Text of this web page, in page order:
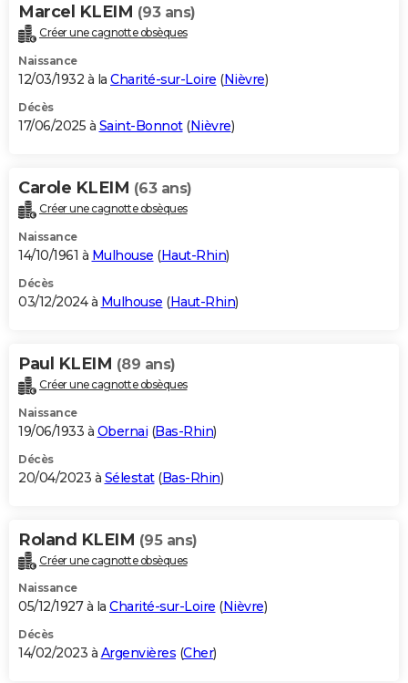
Carte de Noël
Carte Bonne année
Carte Saint-Valentin
Carte Pâques
Carte d'anniversaire
DICTIONNAIRE
Dictionnaire
Biographies
Citations
Expressions
Proverbes
PROGRAMME TV
S'inscrire
Se connecter
Lycées
Collèges
Primaires
Universités
Entreprises
Service militaire
Avis de recherche
AVIS DE DÉCÈS
Bricolage
Lifestyle
Culture
Sport
Auto
Television
Voyage
Cinema
Marcel KLEIM (93 ans)
Créer une cagnotte obsèques
Naissance
12/03/1932 à la Charité-sur-Loire (Nièvre)
Décès
17/06/2025 à Saint-Bonnot(Nièvre)
Carole KLEIM (63 ans)
Créer une cagnotte obsèques
Naissance
14/10/1961 à Mulhouse (Haut-Rhin)
Décès
03/12/2024 à Mulhouse (Haut-Rhin)
Paul KLEIM (89 ans)
Créer une cagnotte obsèques
Naissance
19/06/1933 à Obernai (Bas-Rhin)
Décès
20/04/2023 à Sélestat(Bas-Rhin)
Roland KLEIM (95 ans)
Créer une cagnotte obsèques
Naissance
05/12/1927 à la Charité-sur-Loire (Nièvre)
Décès
14/02/2023 à Argenvières (Cher)